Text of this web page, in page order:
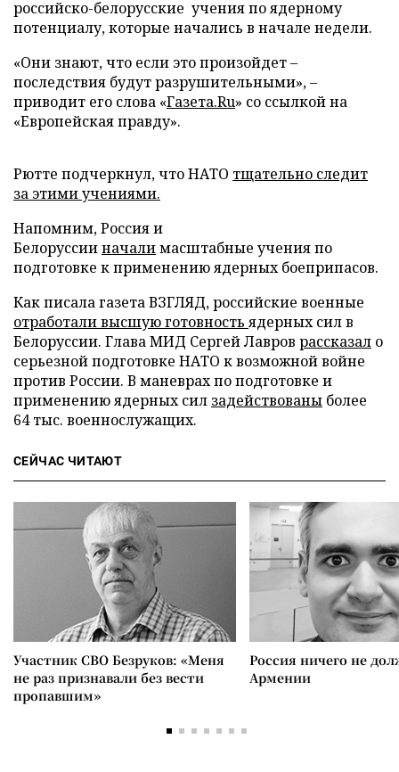
российско-белорусские учения по ядерному
потенциалу, которые начались в начале недели.
«Они знают, что если это произойдет –
последствия будут разрушительными», –
приводит его слова «Газета.Ru» со ссылкой на
«Европейская правду».
Рютте подчеркнул, что НАТО тщательно следит
за этими учениями.
Напомним, Россия и
Белоруссииначалимасштабные учения по
подготовке к применению ядерных боеприпасов.
Как писала газета ВЗГЛЯД, российские военные
отработали высшую готовность ядерных сил в
Белоруссии. Глава МИД Сергей Лавров рассказал о
серьезной подготовке НАТО к возможной войне
против России. В маневрах по подготовке и
применению ядерных сил задействованы более
64 тыс. военнослужащих.
СЕЙЧАС ЧИТАЮТ
Участник СВО Безруков: «Меня
не раз признавали без вести
пропавшим»
Россия ничего не
Армении